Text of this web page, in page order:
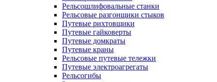
Рельсошлифовальные станки
Рельсовые разгонщики стыков
Путевые рихтовщики
Путевые гайковерты
Путевые домкраты
Путевые краны
Рельсовые путевые тележки
Путевые электроагрегаты
Рельсогибы